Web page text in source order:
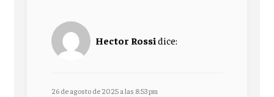
Hector Rossidice:
26 de agosto de 2025 a las 8:53 pm